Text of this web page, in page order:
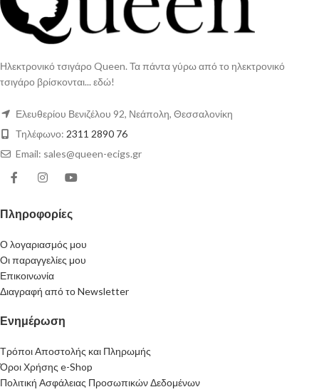
Ηλεκτρονικό τσιγάρο Queen. Τα πάντα γύρω από το ηλεκτρονικό
τσιγάρο βρίσκονται... εδώ!
Ελευθερίου Βενιζέλου 92, Νεάπολη, Θεσσαλονίκη
Τηλέφωνο: 2311 2890 76
Email: sales@queen-ecigs.gr
Πληροφορίες
Ο λογαριασμός μου
Οι παραγγελίες μου
Επικοινωνία
Διαγραφή από το Newsletter
Ενημέρωση
Τρόποι Αποστολής και Πληρωμής
Όροι Χρήσης e-Shop
Πολιτική Ασφάλειας Προσωπικών Δεδομένων